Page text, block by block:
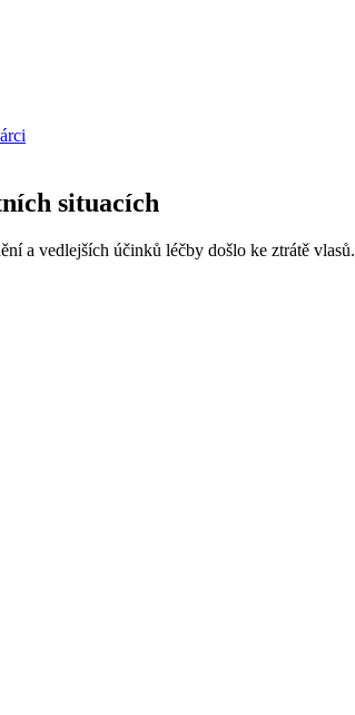
situacích
a vedlejších účinků léčby došlo ke ztrátě vlasů.